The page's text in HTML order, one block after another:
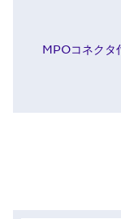
MPOコネクタ